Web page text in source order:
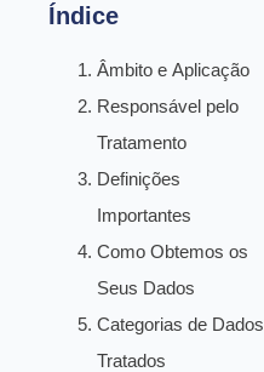
Índice
Âmbito e Aplicação
Responsável pelo
Tratamento
Definições
Importantes
Como Obtemos os
Seus Dados
Categorias de Dados
Tratados